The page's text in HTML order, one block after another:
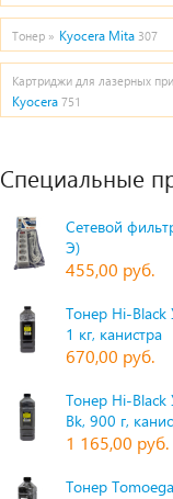
Тонер » Kyocera Mita 307
Картриджи для лазерных
Kyocera 751
Специальные
Сетевой
Э)
455,00 руб.
Тонер Hi-Black
1 кг, канистра
670,00 руб.
Тонер Hi-Black
Bk, 900 г,
1 165,00 руб.
Тонер